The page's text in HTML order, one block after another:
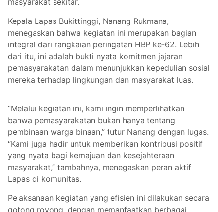
Kepala Lapas Bukittinggi, Nanang Rukmana,
menegaskan bahwa kegiatan ini merupakan bagian
integral dari rangkaian peringatan HBP ke-62. Lebih
dari itu, ini adalah bukti nyata komitmen jajaran
pemasyarakatan dalam menunjukkan kepedulian sosial
mereka terhadap lingkungan dan masyarakat luas.
“Melalui kegiatan ini, kami ingin memperlihatkan
bahwa pemasyarakatan bukan hanya tentang
pembinaan warga binaan,” tutur Nanang dengan lugas.
“Kami juga hadir untuk memberikan kontribusi positif
yang nyata bagi kemajuan dan kesejahteraan
masyarakat,” tambahnya, menegaskan peran aktif
Lapas di komunitas.
Pelaksanaan kegiatan yang efisien ini dilakukan secara
gotong royong, dengan memanfaatkan berbagai